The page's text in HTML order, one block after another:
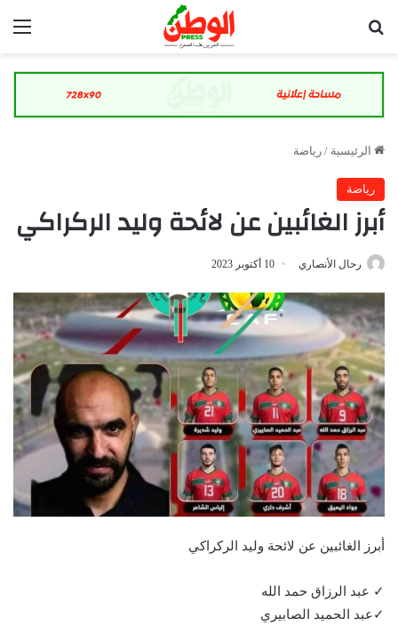
الرئيسية / رياضة
رياضة
أبرز الغائبين عن لائحة وليد الركراكي
رحال الأنصاري 10 أكتوبر 2023
أبرز الغائبين عن لائحة وليد الركراكي
✓ عبد الرزاق حمد الله
✓عبد الحميد الصابيري